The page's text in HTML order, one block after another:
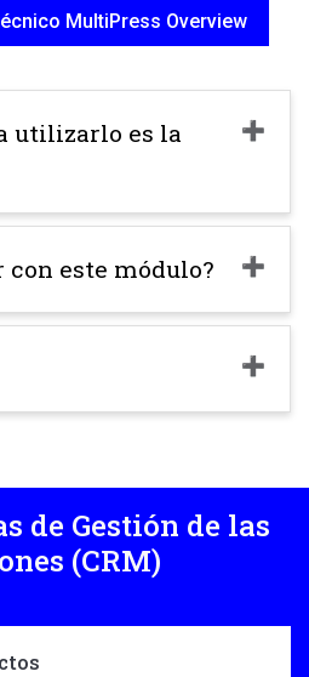
MultiPress Overview
utilizarlo es la
con este módulo?
de Gestión de las
(CRM)